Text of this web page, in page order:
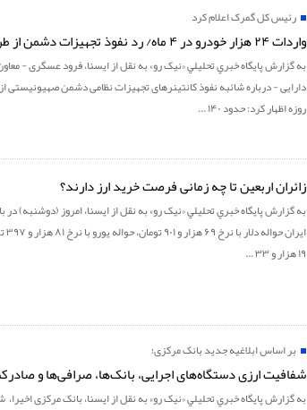
رئیس کل گمرک اعلام کرد
واردات ۲۴ هزار خودرو در ۴ ماه/ رد نفوذ تجهیزات دشمن از طریق گمرکات
به گزارش پايگاه خبري تحليلي «نيک رو» به نقل از ایسنا، فرود عسگری -
روزه اظهار کرد: حدود ۱۴۰ ...
زائران اربعین تا چه زمانی فرصت خرید ارز دارند؟
به گزارش پايگاه خبري تحليلي «نيک رو» به نقل از ایسنا، امروز (دوشنبه) در
۱۹ هزار و ۳۳ ...
بر اساس ابلاغیه جدید بانک مرکزی؛
شفافیت ارزی دستگاه‌های اجرایی، بانک‌ها، صرافی‌ها و
به گزارش پايگاه خبري تحليلي «نيک رو» به نقل از ایسنا، بانک مرکزی